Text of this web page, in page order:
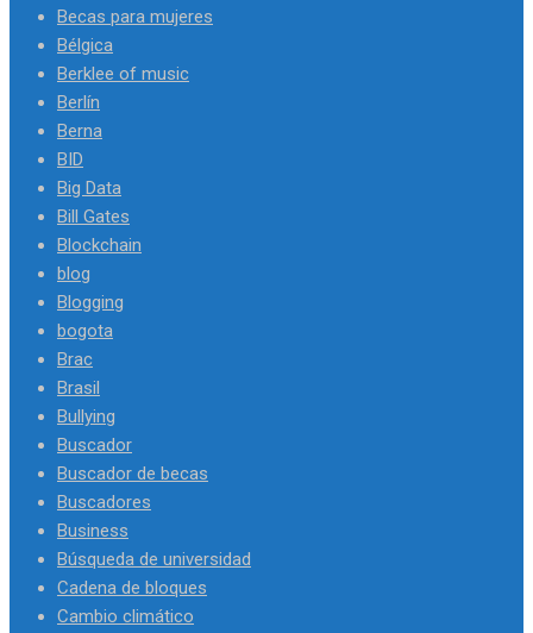
Becas para mujeres
Bélgica
Berklee of music
Berlín
Berna
BID
Big Data
Bill Gates
Blockchain
blog
Blogging
bogota
Brac
Brasil
Bullying
Buscador
Buscador de becas
Buscadores
Business
Búsqueda de universidad
Cadena de bloques
Cambio climático